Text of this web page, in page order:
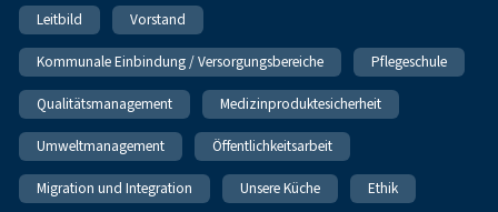
Leitbild Vorstand
Kommunale Einbindung / Versorgungsbereiche Pflegeschule
Qualitätsmanagement Medizinproduktesicherheit
Umweltmanagement Öffentlichkeitsarbeit
Migration und Integration Unsere Küche Ethik